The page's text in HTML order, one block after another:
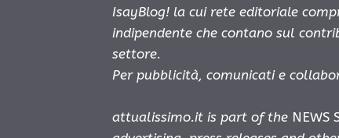
IsayBlog! la cui rete editoriale
indipendente che contano sul
settore.
Per pubblicità, comunicati e
attualissimo.it is part of the NEWS